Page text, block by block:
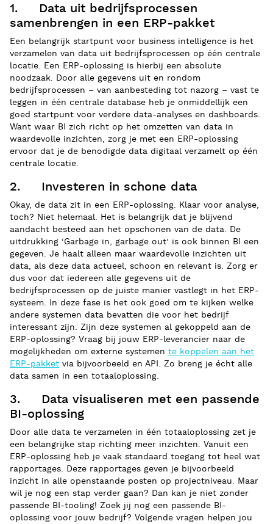
1. Data uit bedrijfsprocessen
samenbrengen in een ERP-pakket
Een belangrijk startpunt voor business intelligence is het
verzamelen van data uit bedrijfsprocessen op één centrale
locatie. Een ERP-oplossing is hierbij een absolute
noodzaak. Door alle gegevens uit en rondom
bedrijfsprocessen – van aanbesteding tot nazorg – vast te
leggen in één centrale database heb je onmiddellijk een
goed startpunt voor verdere data-analyses en dashboards.
Want waar BI zich richt op het omzetten van data in
waardevolle inzichten, zorg je met een ERP-oplossing
ervoor dat je de benodigde data digitaal verzamelt op één
centrale locatie.
2. Investeren in schone data
Okay, de data zit in een ERP-oplossing. Klaar voor analyse,
toch? Niet helemaal. Het is belangrijk dat je blijvend
aandacht besteed aan het opschonen van de data. De
uitdrukking ‘Garbage in, garbage out’ is ook binnen BI een
gegeven. Je haalt alleen maar waardevolle inzichten uit
data, als deze data actueel, schoon en relevant is. Zorg er
dus voor dat iedereen alle gegevens uit de
bedrijfsprocessen op de juiste manier vastlegt in het ERP-
systeem. In deze fase is het ook goed om te kijken welke
andere systemen data bevatten die voor het bedrijf
interessant zijn. Zijn deze systemen al gekoppeld aan de
ERP-oplossing? Vraag bij jouw ERP-leverancier naar de
mogelijkheden om externe systemen te koppelen aan het
ERP-pakket via bijvoorbeeld en API. Zo breng je écht alle
data samen in een totaaloplossing.
3. Data visualiseren met een passende
BI-oplossing
Door alle data te verzamelen in één totaaloplossing zet je
een belangrijke stap richting meer inzichten. Vanuit een
ERP-oplossing heb je vaak standaard toegang tot heel wat
rapportages. Deze rapportages geven je bijvoorbeeld
inzicht in alle openstaande posten op projectniveau. Maar
wil je nog een stap verder gaan? Dan kan je niet zonder
passende BI-tooling! Zoek jij nog een passende BI-
oplossing voor jouw bedrijf? Volgende vragen helpen jou